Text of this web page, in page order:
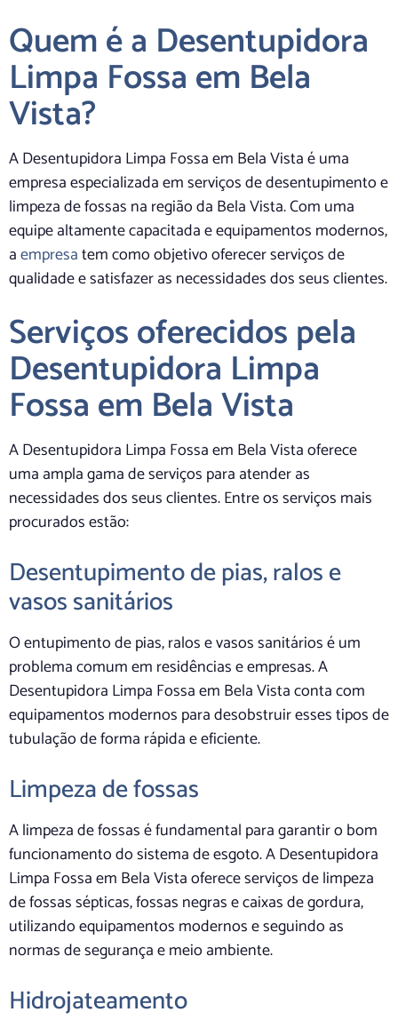
Quem é a Desentupidora
Limpa Fossa em Bela
Vista?
A Desentupidora Limpa Fossa em Bela Vista é uma
empresa especializada em serviços de desentupimento e
limpeza de fossas na região da Bela Vista. Com uma
equipe altamente capacitada e equipamentos modernos,
aempresatem como objetivo oferecer serviços de
qualidade e satisfazer as necessidades dos seus clientes.
Serviços oferecidos pela
Desentupidora Limpa
Fossa em Bela Vista
A Desentupidora Limpa Fossa em Bela Vista oferece
uma ampla gama de serviços para atender as
necessidades dos seus clientes. Entre os serviços mais
procurados estão:
Desentupimento de pias, ralos e
vasos sanitários
O entupimento de pias, ralos e vasos sanitários é um
problema comum em residências e empresas. A
Desentupidora Limpa Fossa em Bela Vista conta com
equipamentos modernos para desobstruir esses tipos de
tubulação de forma rápida e eficiente.
Limpeza de fossas
A limpeza de fossas é fundamental para garantir o bom
funcionamento do sistema de esgoto. A Desentupidora
Limpa Fossa em Bela Vista oferece serviços de limpeza
de fossas sépticas, fossas negras e caixas de gordura,
utilizando equipamentos modernos e seguindo as
normas de segurança e meio ambiente.
Hidrojateamento